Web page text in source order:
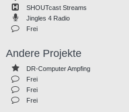
SHOUTcast Streams
Jingles 4 Radio
Frei
Andere Projekte
DR-Computer Ampfing
Frei
Frei
Frei